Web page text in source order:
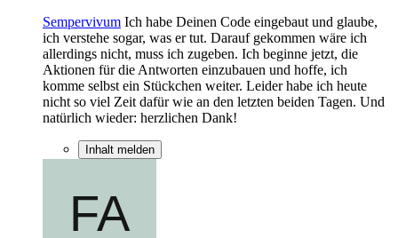
Sempervivum Ich habe Deinen Code eingebaut und glaube,
ich verstehe sogar, was er tut. Darauf gekommen wäre ich
allerdings nicht, muss ich zugeben. Ich beginne jetzt, die
Aktionen für die Antworten einzubauen und hoffe, ich
komme selbst ein Stückchen weiter. Leider habe ich heute
nicht so viel Zeit dafür wie an den letzten beiden Tagen. Und
natürlich wieder: herzlichen Dank!
Inhalt melden